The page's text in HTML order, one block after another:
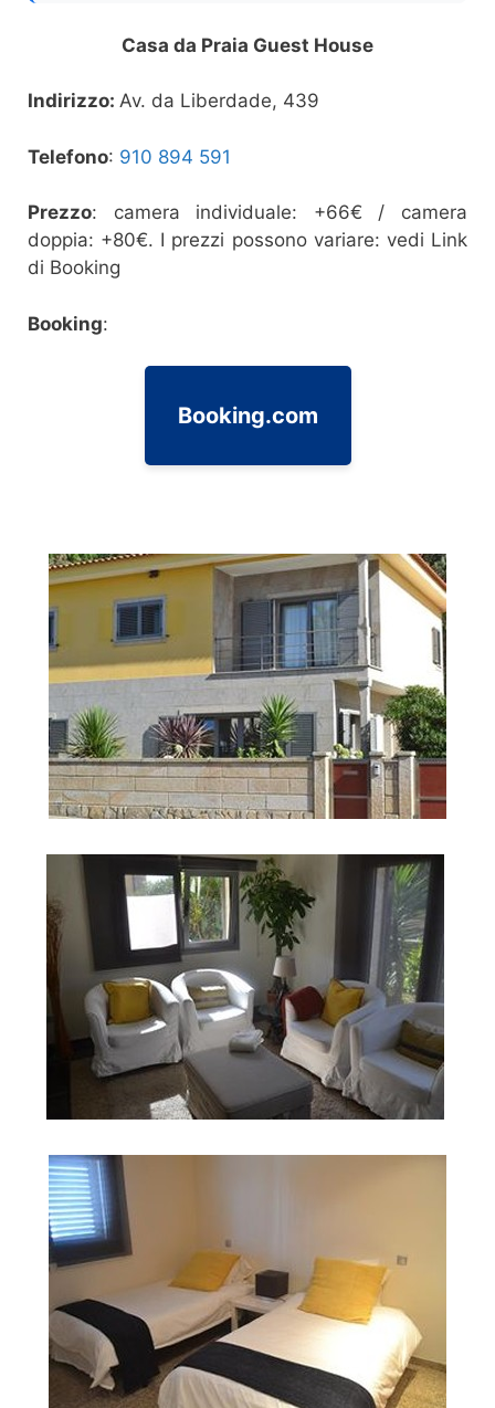
Casa da Praia Guest House
Indirizzo: Av. da Liberdade, 439
Telefono: 910 894 591
Prezzo: camera individuale: +66€ / camera
doppia: +80€. I prezzi possono variare: vedi Link
di Booking
Booking:
Booking.com